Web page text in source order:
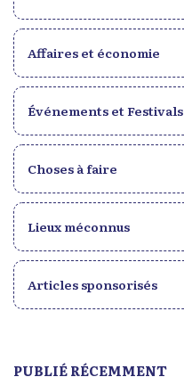
Affaires et économie
Événements et Festivals
Choses à faire
Lieux méconnus
Articles sponsorisés
PUBLIÉ RÉCEMMENT